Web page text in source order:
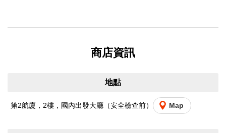
商店資訊
地點
第2航廈，2樓，國內出發大廳（安全檢查前） Map